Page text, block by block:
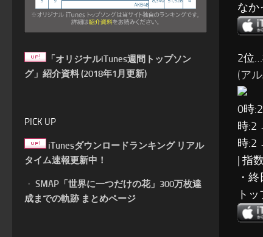
なか
2位…
(ア
0時
時:2
時:2
| 指
・
ト
「オリジナルiTunes週間トップソン
グ」紹介資料 (2018年1月更新)
PICK UP
iTunesダウンロードランキング リアル
タイム速報更新中！
・ SMAP「世界に一つだけの花」300万枚達
成までの軌跡 まとめページ